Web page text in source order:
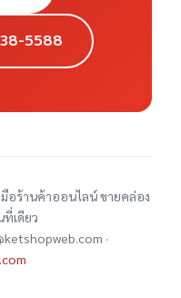
5588
อร้านค้าออนไลน์ ขายคล่อง
เดียว
·